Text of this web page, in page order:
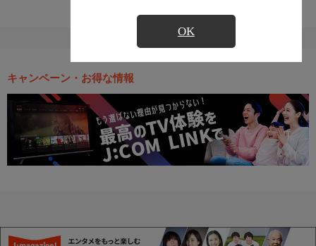
OK
キャンペーン・お得な情報